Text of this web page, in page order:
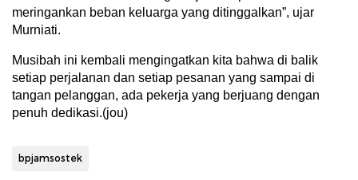
meringankan beban keluarga yang ditinggalkan”, ujar
Murniati.
Musibah ini kembali mengingatkan kita bahwa di balik
setiap perjalanan dan setiap pesanan yang sampai di
tangan pelanggan, ada pekerja yang berjuang dengan
penuh dedikasi.(jou)
bpjamsostek